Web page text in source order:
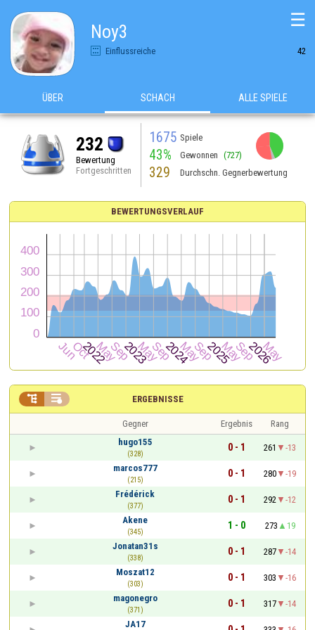
Noy3
Einflussreiche 42
☰
ÜBER SCHACH ALLE SPIELE
232
Bewertung
Fortgeschritten
1675 Spiele
43% Gewonnen (727)
329 Durchschn. Gegnerbewertung
BEWERTUNGSVERLAUF
ERGEBNISSE
 
Gegner Ergebnis
Rang
hugo155
(328)
0 - 1 261
-13
marcos777
(215)
0 - 1 280
-19
Frédérick
(377)
0 - 1 292
-12
Akene
(345)
1 - 0 273
19
Jonatan31s
(338)
0 - 1 287
-14
Moszat12
(303)
0 - 1 303
-16
magonegro
(371)
0 - 1 317
-14
JA17